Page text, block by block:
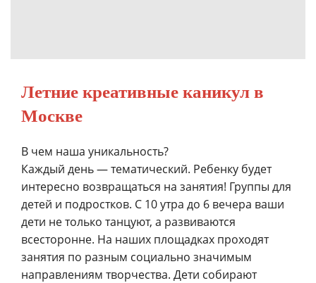
Летние креативные каникул в
Москве
В чем наша уникальность?
Каждый день — тематический. Ребенку будет
интересно возвращаться на занятия! Группы для
детей и подростков. С 10 утра до 6 вечера ваши
дети не только танцуют, а развиваются
всесторонне. На наших площадках проходят
занятия по разным социально значимым
направлениям творчества. Дети собирают